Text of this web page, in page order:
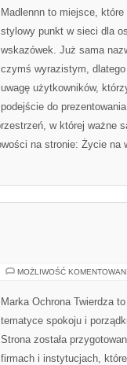
Madlennn to miejsce,
stylowy punkt w sieci dla
wskazówek. Już sama
czymś wyrazistym,
uwagę użytkowników,
podejście do
w której ważne
na stronie: Życie na
MOŻLIWOŚĆ
Marka Ochrona Twierdza
tematyce spokoju i
Strona została
firmach i instytucjach,